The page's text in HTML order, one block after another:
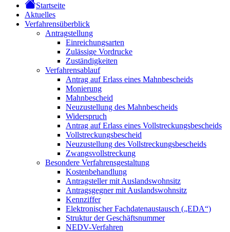
Startseite
Aktuelles
Verfahrensüberblick
Antragstellung
Einreichungsarten
Zulässige Vordrucke
Zuständigkeiten
Verfahrensablauf
Antrag auf Erlass eines Mahnbescheids
Monierung
Mahnbescheid
Neuzustellung des Mahnbescheids
Widerspruch
Antrag auf Erlass eines Vollstreckungsbescheids
Vollstreckungsbescheid
Neuzustellung des Vollstreckungsbescheids
Zwangsvollstreckung
Besondere Verfahrensgestaltung
Kostenbehandlung
Antragsteller mit Auslandswohnsitz
Antragsgegner mit Auslandswohnsitz
Kennziffer
Elektronischer Fachdatenaustausch („EDA“)
Struktur der Geschäftsnummer
NEDV-Verfahren